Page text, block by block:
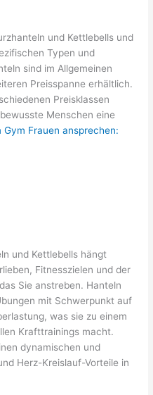
und Kettlebells und
Typen und
sind im Allgemeinen
Preisspanne erhältlich.
Preisklassen
Menschen eine
Gym Frauen ansprechen:
und Kettlebells hängt
Fitnesszielen und der
Sie anstreben. Hanteln
mit Schwerpunkt auf
was sie zu einem
Krafttrainings macht.
dynamischen und
Herz-Kreislauf-Vorteile in